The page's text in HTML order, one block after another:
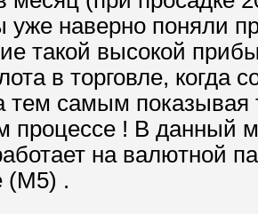
уже наверно поняли
такой высокой
в торговле, когда
тем самым показывая
процессе ! В данный
на
.